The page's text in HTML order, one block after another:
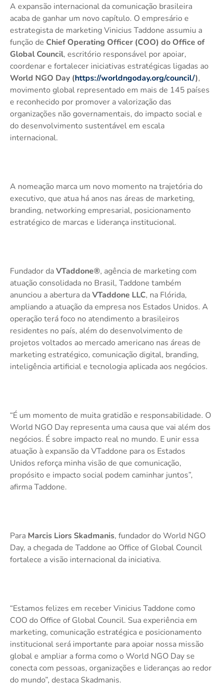
A expansão internacional da comunicação brasileira
acaba de ganhar um novo capítulo. O empresário e
estrategista de marketing Vinicius Taddone assumiu a
função de Chief Operating Officer (COO) do Office of
Global Council, escritório responsável por apoiar,
coordenar e fortalecer iniciativas estratégicas ligadas ao
World NGO Day (https://worldngoday.org/council/),
movimento global representado em mais de 145 países
e reconhecido por promover a valorização das
organizações não governamentais, do impacto social e
do desenvolvimento sustentável em escala
internacional.
A nomeação marca um novo momento na trajetória do
executivo, que atua há anos nas áreas de marketing,
branding, networking empresarial, posicionamento
estratégico de marcas e liderança institucional.
Fundador daVTaddone®, agência de marketing com
atuação consolidada no Brasil, Taddone também
anunciou a abertura daVTaddone LLC, na Flórida,
ampliando a atuação da empresa nos Estados Unidos. A
operação terá foco no atendimento a brasileiros
residentes no país, além do desenvolvimento de
projetos voltados ao mercado americano nas áreas de
marketing estratégico, comunicação digital, branding,
inteligência artificial e tecnologia aplicada aos negócios.
“É um momento de muita gratidão e responsabilidade. O
World NGO Day representa uma causa que vai além dos
negócios. É sobre impacto real no mundo. E unir essa
atuação à expansão da VTaddone para os Estados
Unidos reforça minha visão de que comunicação,
propósito e impacto social podem caminhar juntos”,
afirma Taddone.
Para Marcis Liors Skadmanis, fundador do World NGO
Day, a chegada de Taddone ao Office of Global Council
fortalece a visão internacional da iniciativa.
“Estamos felizes em receber Vinicius Taddone como
COO do Office of Global Council. Sua experiência em
marketing, comunicação estratégica e posicionamento
institucional será importante para apoiar nossa missão
global e ampliar a forma como o World NGO Day se
conecta com pessoas, organizações e lideranças ao redor
do mundo”, destaca Skadmanis.